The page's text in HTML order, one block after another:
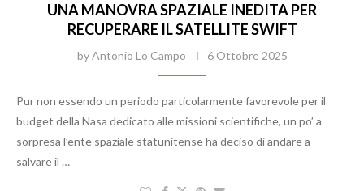
UNA MANOVRA SPAZIALE INEDITA PER
RECUPERARE IL SATELLITE SWIFT
byAntonio Lo Campo 6 Ottobre 2025
Pur non essendo un periodo particolarmente favorevole per il
budget della Nasa dedicato alle missioni scientifiche, un po’ a
sorpresa l’ente spaziale statunitense ha deciso di andare a
salvare il …